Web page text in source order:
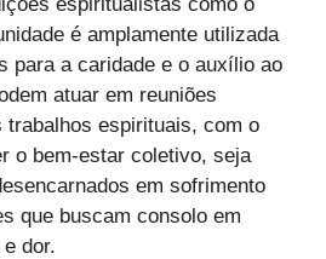
é amplamente utilizada
para a caridade e o auxílio ao
atuar em reuniões
trabalhos espirituais, com o
o bem-estar coletivo, seja
em sofrimento
que buscam consolo em
dor.